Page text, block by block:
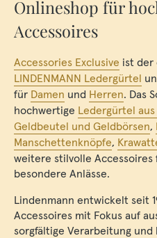
Onlineshop für
Accessoires
Accessories Exclusive ist der
LINDENMANN Ledergürtel
für Damen und Herren. Das
hochwertige Ledergürtel
Geldbeutel und Geldbörsen,
Manschettenknöpfe,
weitere stilvolle Accessoires
besondere Anlässe.
Lindenmann entwickelt seit
Accessoires mit Fokus auf
sorgfältige Verarbeitung und